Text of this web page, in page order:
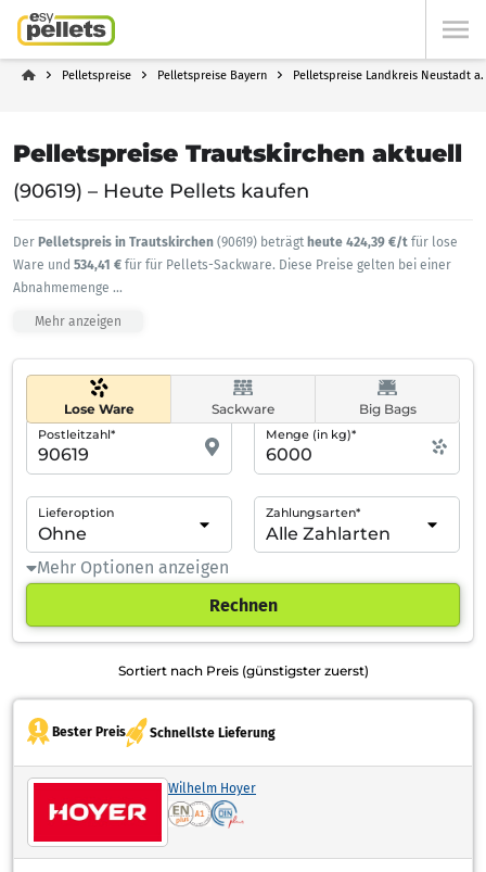
Pelletspreise Pelletspreise Bayern Pelletspreise Landkreis Neustadt
Pelletspreise Trautskirchen aktuell
(90619) – Heute Pellets kaufen
Der Pelletspreis in Trautskirchen (90619) beträgt heute 424,39 €/t für lose
Ware und 534,41 € für für Pellets-Sackware. Diese Preise gelten bei einer
Abnahmemenge ...
Mehr anzeigen
Lose Ware Sackware Big Bags
Postleitzahl* Menge (in kg)*
Lieferoption Zahlungsarten*
Mehr Optionen anzeigen
Rechnen
Sortiert nach Preis (günstigster zuerst)
Bester Preis Schnellste Lieferung
Wilhelm Hoyer